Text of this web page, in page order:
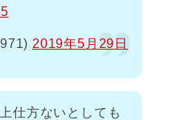
2019年5月29日
仕方ないとしても